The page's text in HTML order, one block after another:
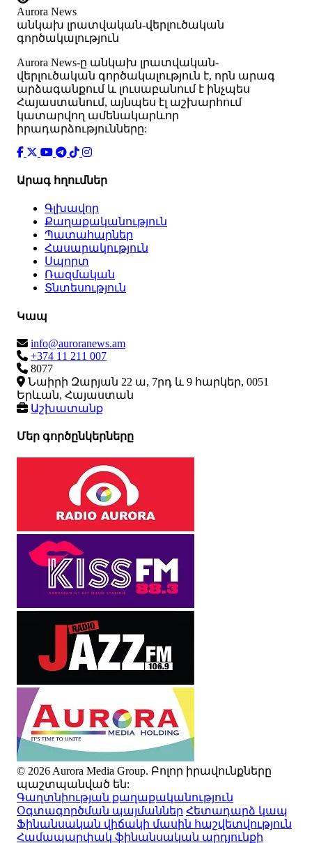
Aurora News
անկախ լրատվական-վերլուծական
գործակալություն
Аurora News-ը անկախ լրատվական-
վերլուծական գործակալություն է, որն արագ
արձագանքում և լուսաբանում է ինչպես
Հայաստանում, այնպես էլ աշխարհում
կատարվող ամենակարևոր
իրադարձությունները:
Արագ հղումներ
Գլխավոր
Քաղաքականություն
Պատահարներ
Հասարակություն
Սպորտ
Ռազմական
Տնտեսություն
Կապ
info@auroranews.am
+374 11 211 007
8077
Նաիրի Զարյան 22 ա, 7րդ և 9 հարկեր, 0051
Երևան, Հայաստան
Աշխատանք
Մեր գործընկերները
© 2026 Aurora Media Group. Բոլոր իրավունքները
պաշտպանված են:
Գաղտնիության քաղաքականություն
Օգտագործման պայմաններ Հետադարձ կապ
Ֆինանսական վիճակի մասին հաշվետվություն
Համապարփակ ֆինանսական արդյունքի